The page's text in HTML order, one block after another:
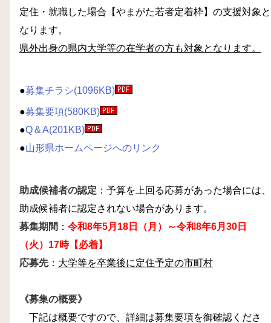
定住・就職した場合【やまがた若者定着枠】の支援対象と
なります。
県外出身の県内大学等の在学者の方も対象となります。
●募集チラシ(1096KB)
●募集要項(580KB)
●Q＆A(201KB)
●山形県ホームページへのリンク
助成候補者の認定 ：予算を上回る応募があった場合には、
助成候補者に認定されない場合があります。
募集期間 ： 令和8年5月18日（月）～令和8年6月30日
（火）17時【必着】
応募先： 大学等を卒業後に定住予定の市町村
《募集の概要》
下記は概要ですので、詳細は募集要項を御確認くださ